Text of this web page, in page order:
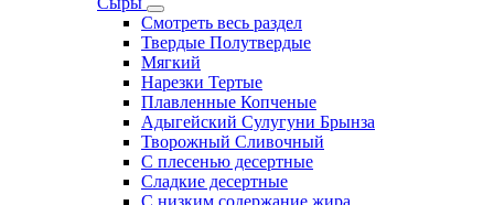
Смотреть весь раздел
Твердые Полутвердые
Мягкий
Нарезки Тертые
Плавленные Копченые
Адыгейский Сулугуни Брынза
Творожный Сливочный
С плесенью десертные
Сладкие десертные
С низким содержание жира